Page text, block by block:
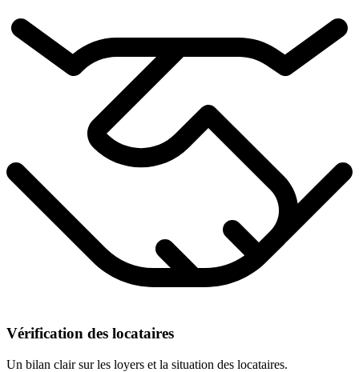
Vérification des locataires
Un bilan clair sur les loyers et la situation des locataires.